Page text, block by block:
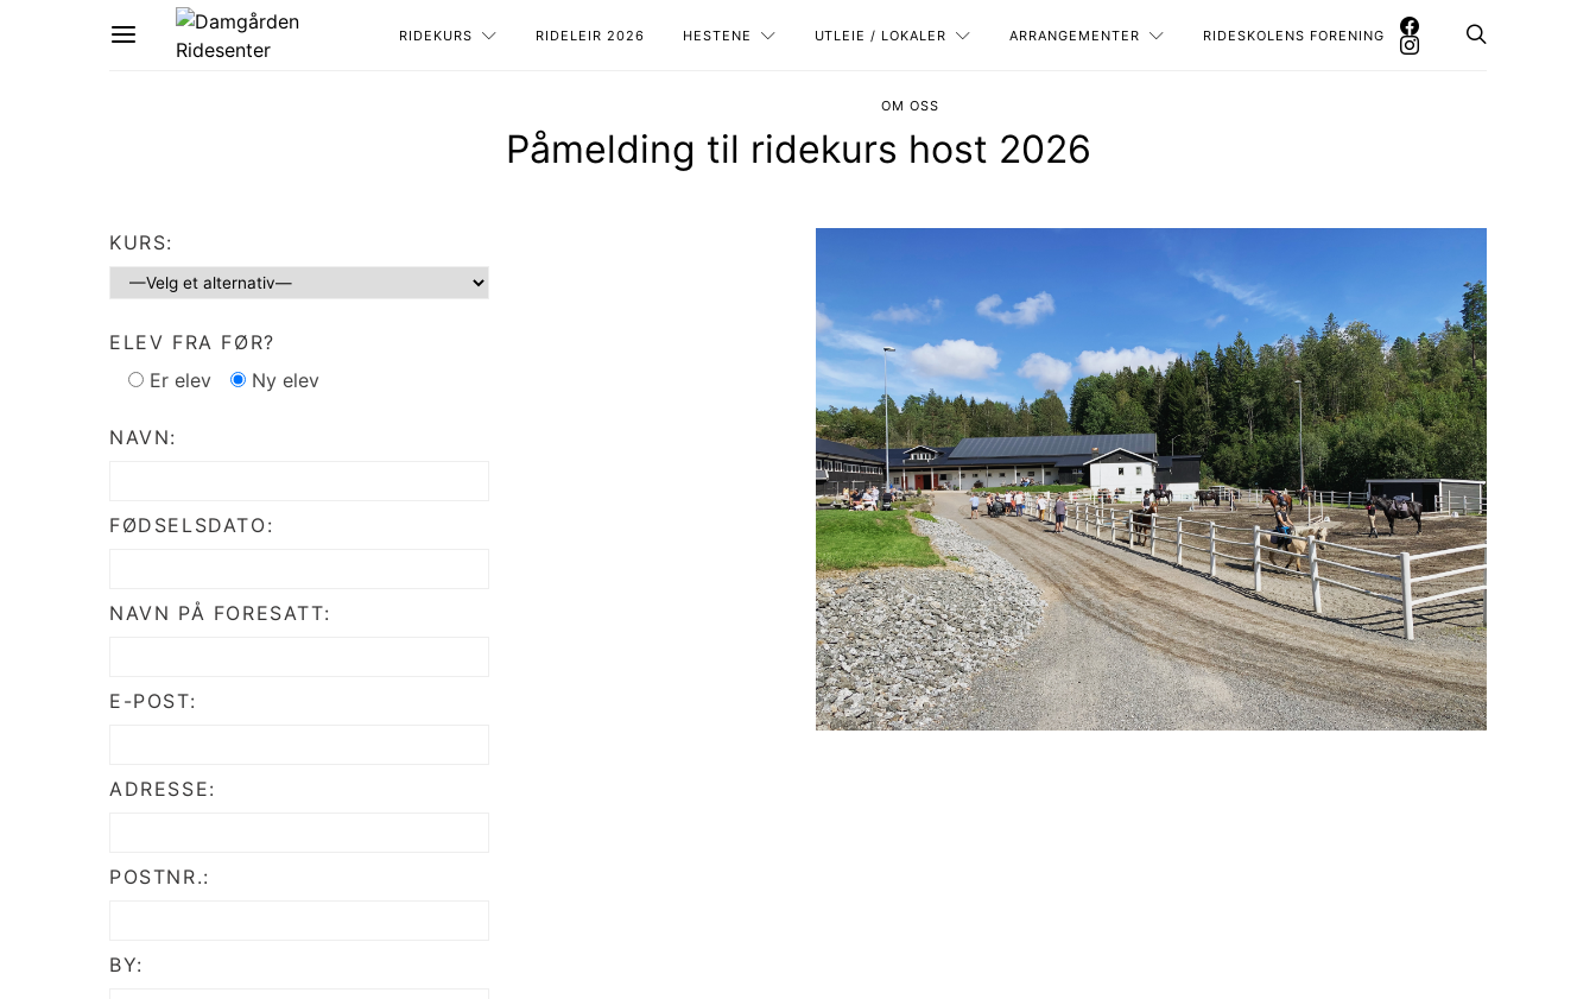
RIDEKURS RIDELEIR 2026 HESTENE UTLEIE / LOKALER ARRANGEMENTER RIDESKOLENS FORENING
OM OSS
Påmelding til ridekurs host 2026
KURS:
ELEV FRA FØR?
Er elev
Ny elev
NAVN:
FØDSELSDATO:
NAVN PÅ FORESATT:
E-POST:
ADRESSE:
POSTNR.:
BY: